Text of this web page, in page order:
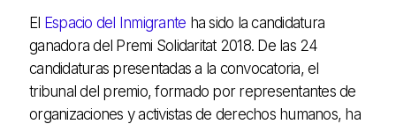
El Espacio del Inmigrante ha sido la candidatura
ganadora del Premi Solidaritat 2018. De las 24
candidaturas presentadas a la convocatoria, el
tribunal del premio, formado por representantes de
organizaciones y activistas de derechos humanos, ha